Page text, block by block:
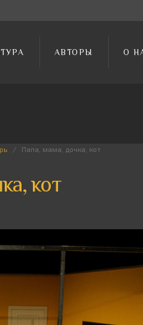
АВТОРЫ О
Папа, мама, дочка, кот
кот